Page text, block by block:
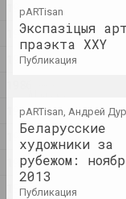
1989
1988
1987
1985
1982
1977
1976
2024
pARTisan
Экспазiцыя
праэкта XXY
публикация
pARTisan, Андрей
Беларусские
художники за
рубежом:
2013
публикация